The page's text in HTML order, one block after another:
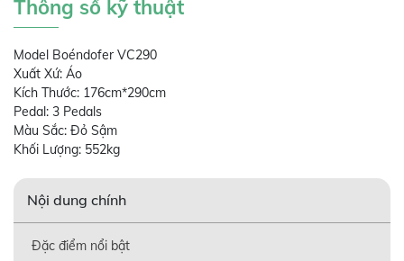
Thông số kỹ thuật
Model Boéndofer VC290
Xuất Xứ: Áo
Kích Thước: 176cm*290cm
Pedal: 3 Pedals
Màu Sắc: Đỏ Sậm
Khối Lượng: 552kg
Nội dung chính
Đặc điểm nổi bật